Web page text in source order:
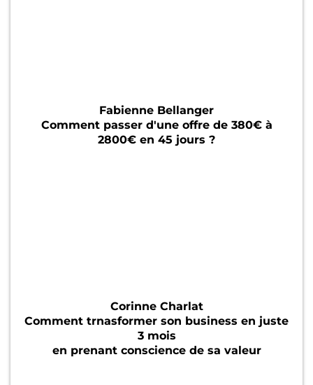
Fabienne Bellanger
Comment passer d'une offre de 380€ à
2800€ en 45 jours ?
Corinne Charlat
Comment trnasformer son business en juste
3 mois
en prenant conscience de sa valeur